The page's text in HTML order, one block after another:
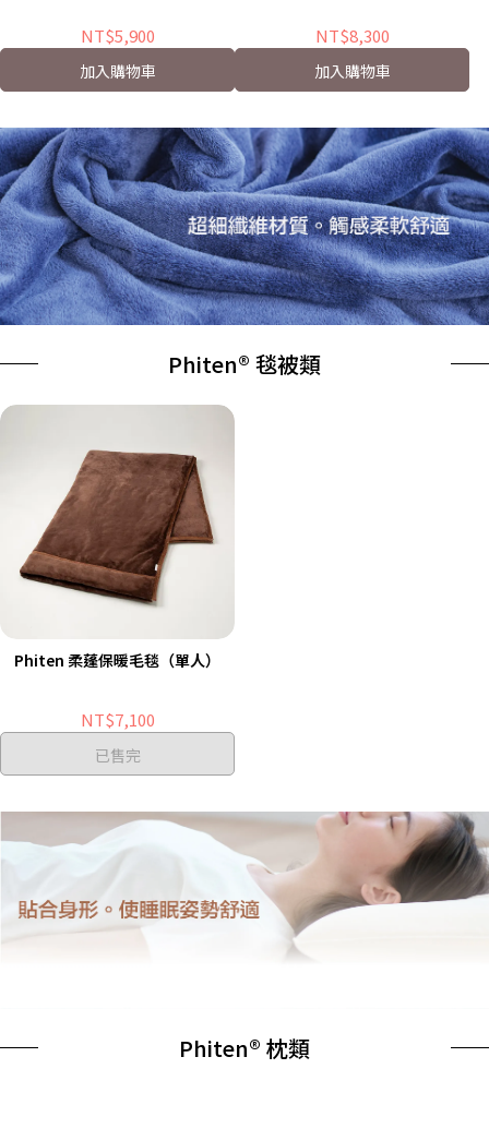
NT$5,900
加入購物車
NT$8,300
加入購物車
Phiten® 毯被類
Phiten 柔蓬保暖毛毯（單人）
NT$7,100
已售完
Phiten® 枕類